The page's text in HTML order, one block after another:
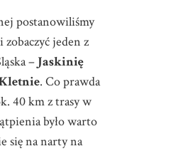
postanowiliśmy
zobaczyć jeden z
– Jaskinię
. Co prawda
40 km z trasy w
było warto
się na narty na